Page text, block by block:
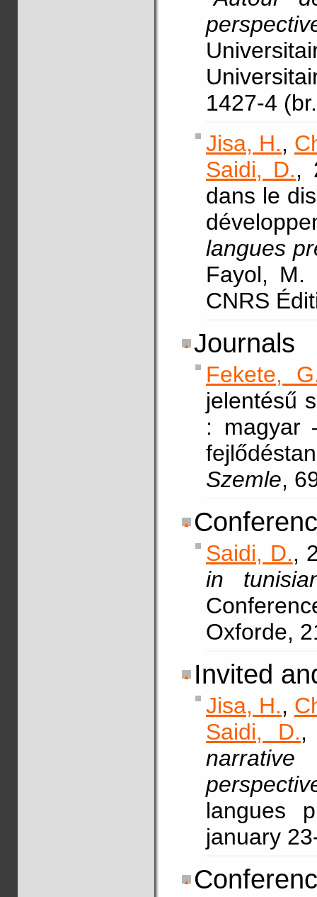
1427-4
Jisa, H.,
Saidi, D.,
dans le
langues
Fayol, M.
CNRS
Journals
Fekete,
jelentésű
: magyar
Szemle,
Saidi, D.,
in
Oxforde,
Invited
Jisa, H.,
Saidi, D.,
narrative
langues
january